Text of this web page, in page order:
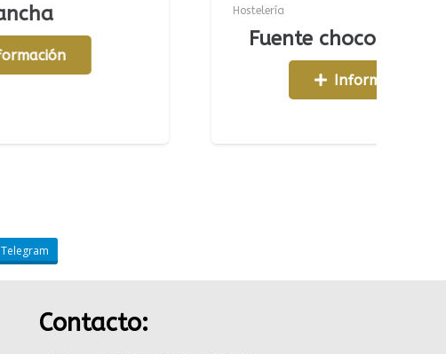
Fuente chocolate 3 Pisos
Información
Telegram
Contacto: